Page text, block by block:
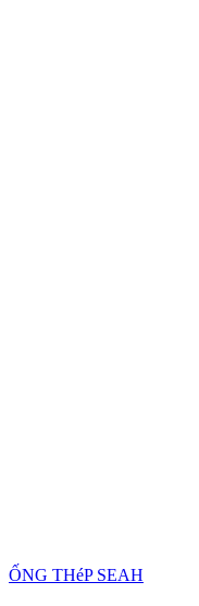
ỐNG THéP SEAH